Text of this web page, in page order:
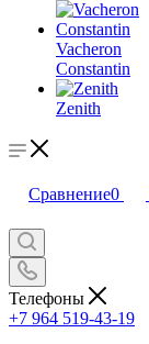
Vacheron
Constantin
Zenith
Сравнение0
Телефоны
+7 964 519-43-19